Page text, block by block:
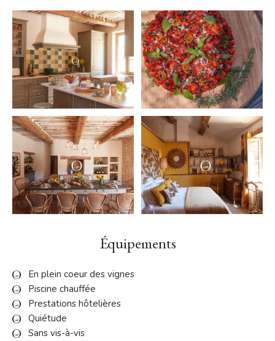
Équipements
En plein coeur des vignes
Piscine chauffée
Prestations hôtelières
Quiétude
Sans vis-à-vis